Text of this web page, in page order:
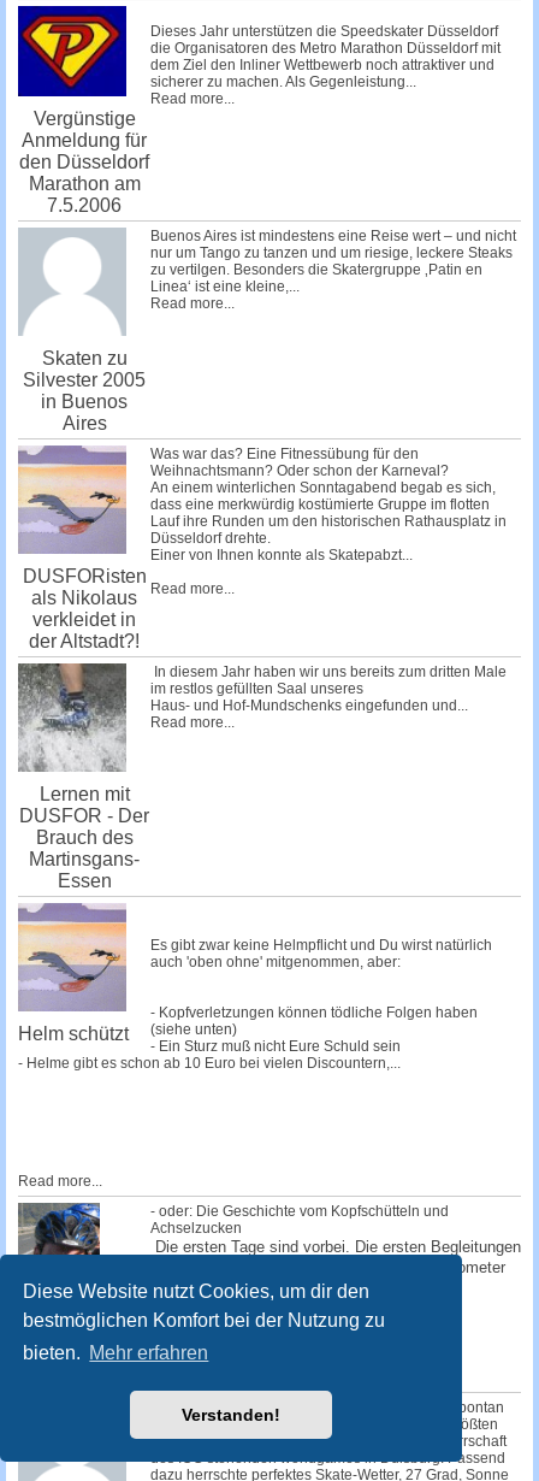
Diese Website nutzt Cookies, um dir den
bestmöglichen Komfort bei der Nutzung zu
bieten. Mehr erfahren
Verstanden!
Vergünstige
Anmeldung für
den Düsseldorf
Marathon am
7.5.2006
Dieses Jahr unterstützen die Speedskater Düsseldorf
die Organisatoren des Metro Marathon Düsseldorfmit
dem Ziel den Inliner Wettbewerb noch attraktiver und
sicherer zu machen. Als Gegenleistung...
Read more...
Skaten zu
Silvester 2005
in Buenos
Aires
Buenos Aires ist mindestens eine Reise wert – und nicht
nur um Tango zu tanzen und um riesige, leckere Steaks
zu vertilgen. Besonders die Skatergruppe ‚Patin en
Linea‘ ist eine kleine,...
Read more...
DUSFORisten
als Nikolaus
verkleidet in
der Altstadt?!
Was war das? Eine Fitnessübung für den
Weihnachtsmann? Oder schon der Karneval?
An einem winterlichen Sonntagabend begab es sich,
dass eine merkwürdig kostümierte Gruppe im flotten
Lauf ihre Runden um den historischen Rathausplatz in
Düsseldorf drehte.
Einer von Ihnen konnte als Skatepabzt...
Read more...
Lernen mit
DUSFOR - Der
Brauch des
Martinsgans-
Essen
In diesem Jahr haben wir uns bereits zum dritten Male
im restlos gefüllten Saal unseres
Haus- und Hof-Mundschenks eingefunden und...
Read more...
Helm schützt
Es gibt zwar keine Helmpflicht und Du wirst natürlich
auch 'oben ohne' mitgenommen, aber:
- Kopfverletzungen können tödliche Folgen haben
(siehe unten)
- Ein Sturz muß nicht Eure Schuld sein
- Helme gibt es schon ab 10 Euro bei vielen Discountern,...
Read more...
Auf Skates von
Düsseldorf
- oder: Die Geschichte vom Kopfschütteln und
Achselzucken
Die ersten Tage sind vorbei. Die ersten Begleitungen
haben uns verlassen. Schon nach einem Kilometer
sind die ersten abgesprungen, einige...
Read more...
Kurz nach 14.00 Uhr startete am Sonntag das spontan
einberufene SEK "worldgames" zum weltweit größten
Sportevent des Jahres, den unter der Schirmherrschaft
des IOC stehenden worldgames in Duisburg. Passend
dazu herrschte perfektes Skate-Wetter, 27 Grad, Sonne